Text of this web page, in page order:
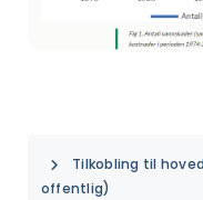
Tilkobling til
offentlig)